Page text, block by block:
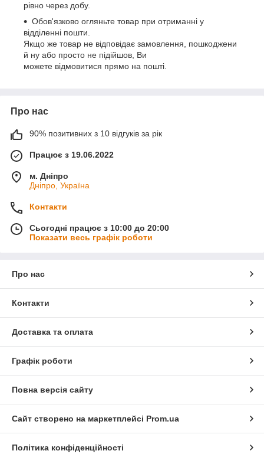
рівно через добу.
Обов'язково огляньте товар при отриманні у
відділенні пошти.
Якщо же товар не відповідає замовлення, пошкоджени
й ну або просто не підійшов, Ви
можете відмовитися прямо на пошті.
Про нас
90% позитивних з 10 відгуків за рік
Працює з 19.06.2022
м. Дніпро
Дніпро, Україна
Контакти
Сьогодні працює з 10:00 до 20:00
Показати весь графік роботи
Про нас
Контакти
Доставка та оплата
Графік роботи
Повна версія сайту
Сайт створено на маркетплейсі Prom.ua
Політика конфіденційності